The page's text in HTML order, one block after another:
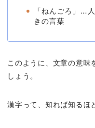
「ねんごろ」…
きの言葉
このように、文章の意味
しょう。
漢字って、知れば知るほ